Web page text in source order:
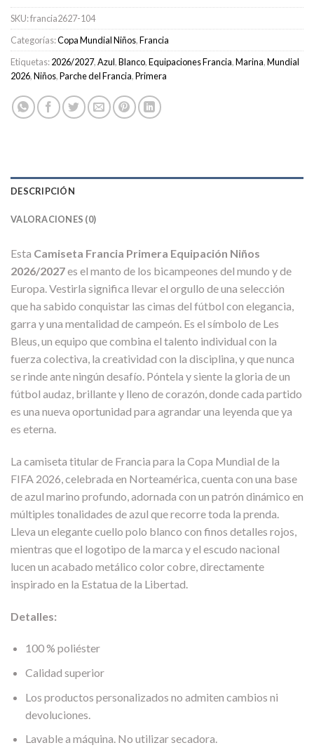
SKU:francia2627-104
Categorías:Copa Mundial Niños,Francia
Etiquetas:2026/2027,Azul,Blanco,Equipaciones Francia,Marina,Mundial
2026,Niños,Parche del Francia,Primera
DESCRIPCIÓN
VALORACIONES (0)
Esta Camiseta Francia Primera Equipación Niños
2026/2027es el manto de los bicampeones del mundo y de
Europa. Vestirla significa llevar el orgullo de una selección
que ha sabido conquistar las cimas del fútbol con elegancia,
garra y una mentalidad de campeón. Es el símbolo de Les
Bleus, un equipo que combina el talento individual con la
fuerza colectiva, la creatividad con la disciplina, y que nunca
se rinde ante ningún desafío. Póntela y siente la gloria de un
fútbol audaz, brillante y lleno de corazón, donde cada partido
es una nueva oportunidad para agrandar una leyenda que ya
es eterna.
La camiseta titular de Francia para la Copa Mundial de la
FIFA 2026, celebrada en Norteamérica, cuenta con una base
de azul marino profundo, adornada con un patrón dinámico en
múltiples tonalidades de azul que recorre toda la prenda.
Lleva un elegante cuello polo blanco con finos detalles rojos,
mientras que el logotipo de la marca y el escudo nacional
lucen un acabado metálico color cobre, directamente
inspirado en la Estatua de la Libertad.
Detalles:
100 % poliéster
Calidad superior
Los productos personalizados no admiten cambios ni
devoluciones.
Lavable a máquina. No utilizar secadora.